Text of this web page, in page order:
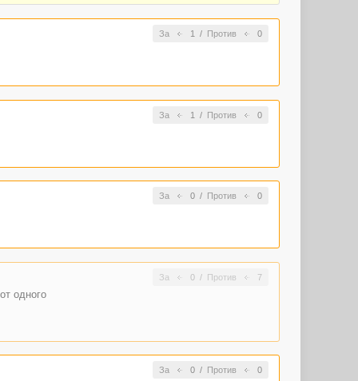
За 1 / Против 0
За 1 / Против 0
За 0/ Против 0
За 0/ Против 7
одного
За 0/ Против 0